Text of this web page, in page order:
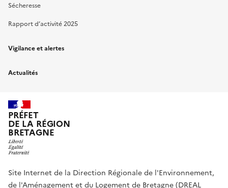
Sécheresse
Rapport d’activité 2025
Vigilance et alertes
Actualités
PRÉFET
DE LA RÉGION
BRETAGNE
Site Internet de la Direction Régionale de l'Environnement,
de l'Aménagement et du Logement de Bretagne (DREAL